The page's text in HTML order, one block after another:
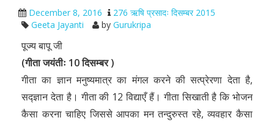
December 8, 2016
276 ऋषि प्रसादः दिसम्बर 2015
Geeta Jayanti
by Gurukripa
पूज्य बापू जी
(गीता जयंतीः 10 दिसम्बर )
गीता का ज्ञान मनुष्यमात्र का मंगल करने की सत्प्रेरणा देता है,
सद्ज्ञान देता है। गीता की 12 विद्याएँ हैं। गीता सिखाती है कि भोजन
कैसा करना चाहिए जिससे आपका मन तन्दुरुस्त रहे, व्यवहार कैसा